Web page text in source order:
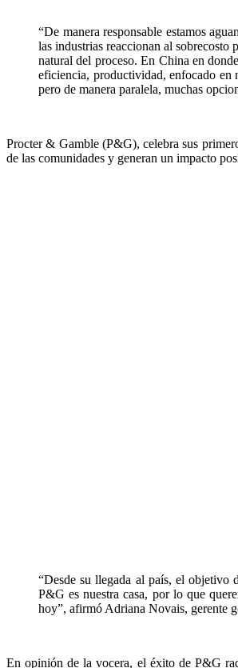
“De manera responsable estamos
las industrias reaccionan al sobrecosto
natural del proceso. En China en
eficiencia, productividad, enfocado en
pero de manera paralela, muchas
Procter & Gamble (P&G), celebra sus
de las comunidades y generan un impacto
“Desde su llegada al país, el objetivo
P&G es nuestra casa, por lo que
hoy”, afirmó Adriana Novais, gerente
En opinión de la vocera, el éxito de P&G